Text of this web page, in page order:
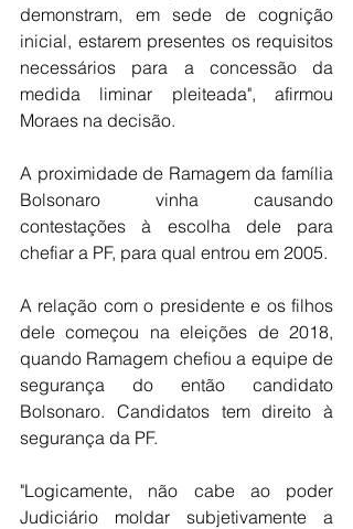
demonstram, em sede de cognição
inicial, estarem presentes os requisitos
necessários para a concessão da
medida liminar pleiteada", afirmou
Moraes na decisão.
A proximidade de Ramagem da família
Bolsonaro vinha causando
contestações à escolha dele para
chefiar a PF, para qual entrou em 2005.
A relação com o presidente e os filhos
dele começou na eleições de 2018,
quando Ramagem chefiou a equipe de
segurança do então candidato
Bolsonaro. Candidatos tem direito à
segurança da PF.
"Logicamente, não cabe ao poder
Judiciário moldar subjetivamente a